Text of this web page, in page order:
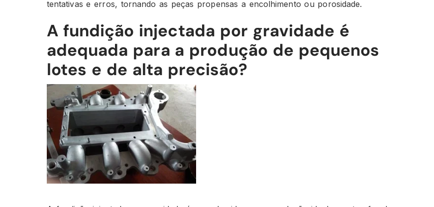
tentativas e erros, tornando as peças propensas a encolhimento ou porosidade.
A fundição injectada por gravidade é
adequada para a produção de pequenos
lotes e de alta precisão?